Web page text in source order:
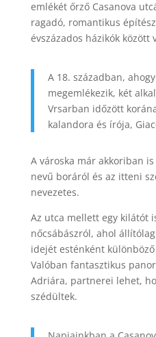
emlékét őrző Casanova
ragadó, romantikus
évszázados házikók között
A 18. században,
megemlékezik, két
Vrsarban időzött
kalandora és írója,
A városka már akkoriban
nevű boráról és az itteni
nevezetes.
Az utca mellett egy kilátót
nőcsábászról, ahol
idejét esténként
Valóban fantasztikus
Adriára, partnerei lehet,
szédültek.